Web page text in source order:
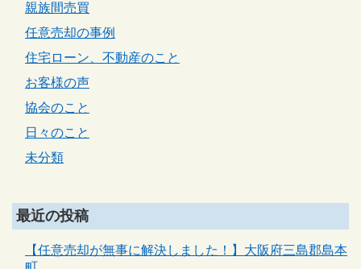
親族間売買
任意売却の事例
住宅ローン、不動産のこと
お客様の声
協会のこと
日々のこと
未分類
最近の投稿
【任意売却が無事に解決しました！】大阪府三島郡島本